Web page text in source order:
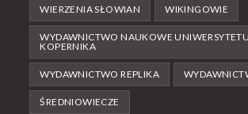
WIERZENIA SŁOWIAN WIKINGOWIE
WYDAWNICTWO NAUKOWE
KOPERNIKA
WYDAWNICTWO REPLIKA
ŚREDNIOWIECZE